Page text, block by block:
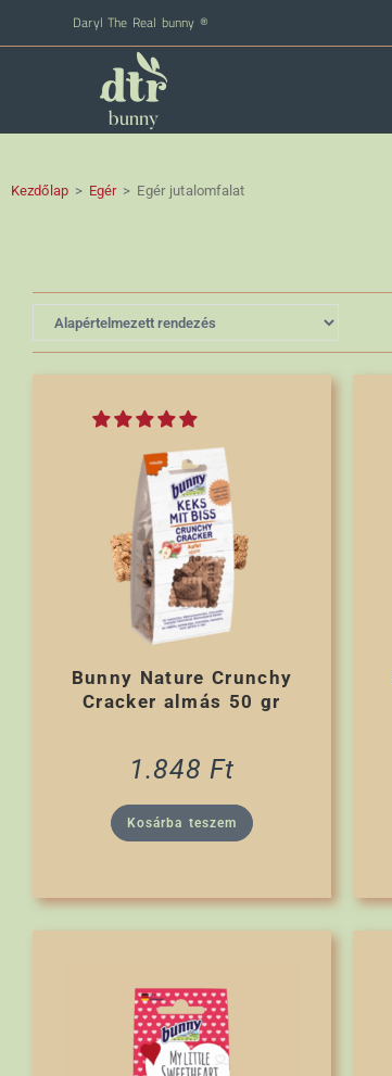
Daryl The Real bunny ®
Kezdőlap > Egér > Egér jutalomfalat
Bunny Nature Crunchy
Cracker almás 50 gr
1.848 Ft
Kosárba teszem